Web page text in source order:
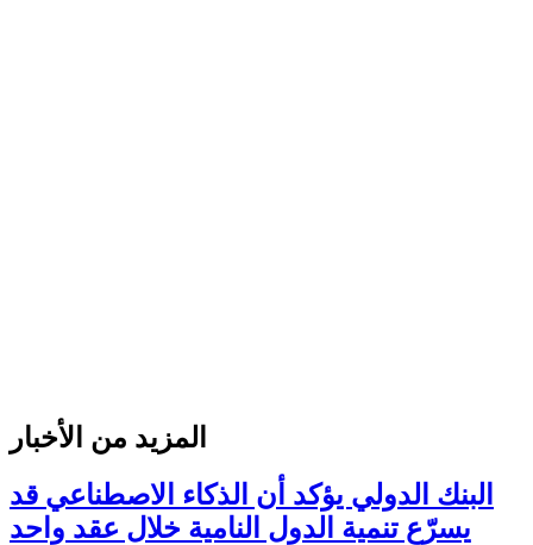
المزيد من الأخبار
البنك الدولي يؤكد أن الذكاء الاصطناعي قد
يسرّع تنمية الدول النامية خلال عقد واحد